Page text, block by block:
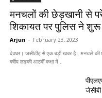
मनचलों की छेड़खानी से
शिकायत पर पुलिस ने
Arjun - February 23, 2023
देवघर। जसीडीह से एक बड़ी खबर है। मनचले की
वर्षीय लड़की आठवीं कक्षा में...